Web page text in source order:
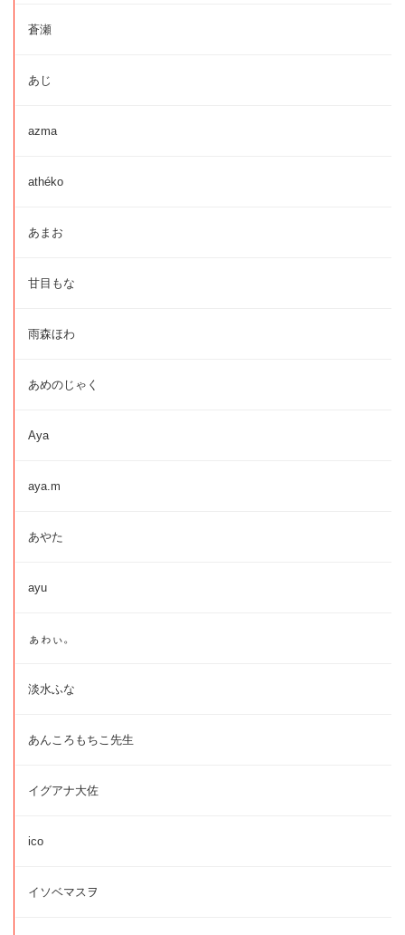
蒼瀬
あじ
azma
athéko
あまお
甘目もな
雨森ほわ
あめのじゃく
Aya
aya.m
あやた
ayu
ぁゎぃ。
淡水ふな
あんころもちこ先生
イグアナ大佐
ico
イソベマスヲ